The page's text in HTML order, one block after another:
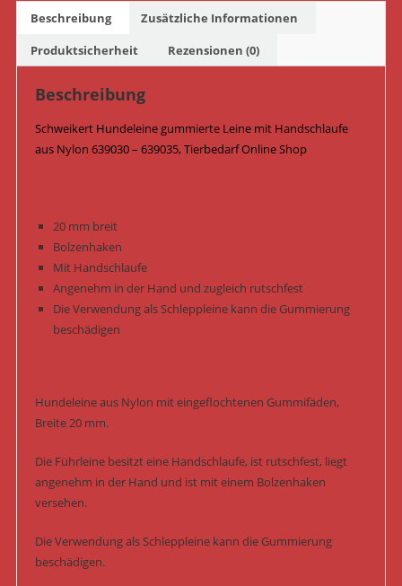
639030
639035
/
Orange
Beschreibung
Zusätzliche Informationen
Produktsicherheit
Rezensionen (0)
Beschreibung
Schweikert Hundeleine gummierte Leine mit Handschlaufe
aus Nylon 639030 – 639035, Tierbedarf Online Shop
20 mm breit
Bolzenhaken
Mit Handschlaufe
Angenehm in der Hand und zugleich rutschfest
Die Verwendung als Schleppleine kann die Gummierung
beschädigen
Hundeleine aus Nylon mit eingeflochtenen Gummifäden,
Breite 20 mm.
Die Führleine besitzt eine Handschlaufe, ist rutschfest, liegt
angenehm in der Hand und ist mit einem Bolzenhaken
versehen.
Die Verwendung als Schleppleine kann die Gummierung
beschädigen.